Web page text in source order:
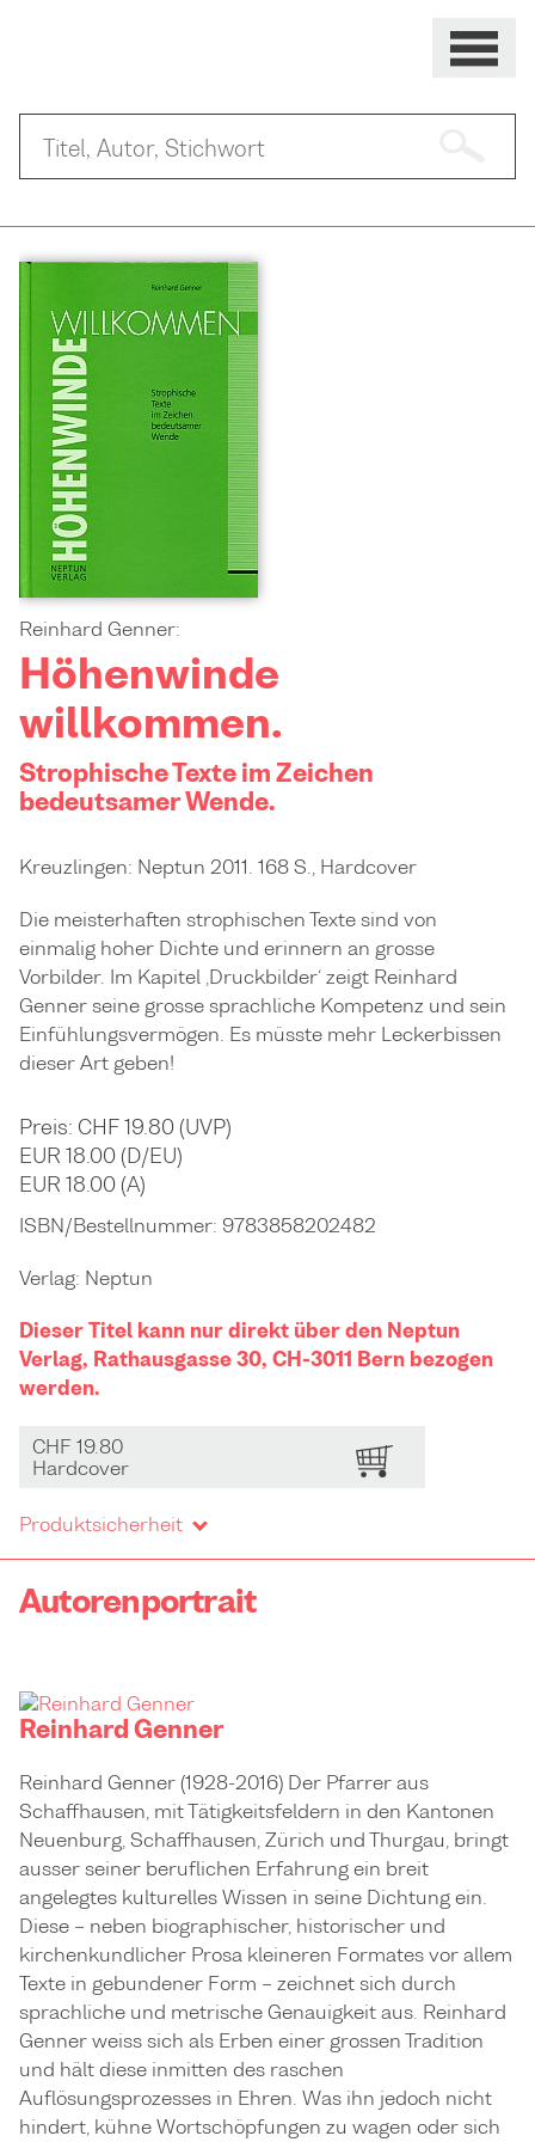
Reinhard Genner:
Höhenwinde
willkommen.
Strophische Texte im Zeichen
bedeutsamer Wende.
Kreuzlingen: Neptun 2011. 168 S., Hardcover
Die meisterhaften strophischen Texte sind von
einmalig hoher Dichte und erinnern an grosse
Vorbilder. Im Kapitel ‚Druckbilder‘ zeigt Reinhard
Genner seine grosse sprachliche Kompetenz und sein
Einfühlungsvermögen. Es müsste mehr Leckerbissen
dieser Art geben!
Preis: CHF 19.80 (UVP)
EUR 18.00 (D/EU)
EUR 18.00 (A)
ISBN/Bestellnummer: 9783858202482
Verlag: Neptun
Dieser Titel kann nur direkt über den Neptun
Verlag, Rathausgasse 30, CH-3011 Bern bezogen
werden.
CHF 19.80
Hardcover
Produktsicherheit
Autorenportrait
Reinhard Genner
Reinhard Genner (1928-2016) Der Pfarrer aus
Schaffhausen, mit Tätigkeitsfeldern in den Kantonen
Neuenburg, Schaffhausen, Zürich und Thurgau, bringt
ausser seiner beruflichen Erfahrung ein breit
angelegtes kulturelles Wissen in seine Dichtung ein.
Diese – neben biographischer, historischer und
kirchenkundlicher Prosa kleineren Formates vor allem
Texte in gebundener Form – zeichnet sich durch
sprachliche und metrische Genauigkeit aus. Reinhard
Genner weiss sich als Erben einer grossen Tradition
und hält diese inmitten des raschen
Auflösungsprozesses in Ehren. Was ihn jedoch nicht
hindert, kühne Wortschöpfungen zu wagen oder sich